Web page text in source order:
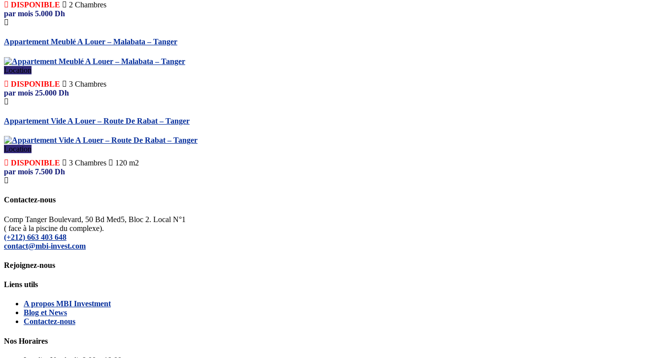
DISPONIBLE
2 Chambres
par mois 5.000 Dh
Appartement Meublé A Louer – Malabata – Tanger
Location
DISPONIBLE
3 Chambres
par mois 25.000 Dh
Appartement Vide A Louer – Route De Rabat – Tanger
Location
DISPONIBLE
3 Chambres
120 m2
par mois 7.500 Dh
Contactez-nous
Comp Tanger Boulevard, 50 Bd Med5, Bloc 2. Local N°1
( face à la piscine du complexe).
(+212) 663 403 648
contact@mbi-invest.com
Rejoignez-nous
Liens utils
A propos MBI Investment
Blog et News
Contactez-nous
Nos Horaires